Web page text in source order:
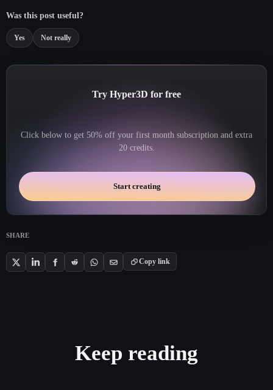
Was this post useful?
Yes Not really
Try Hyper3D for free
Click below to get 50% off your first month subscription and extra
20 credits.
Start creating
SHARE
Copy link
Keep reading